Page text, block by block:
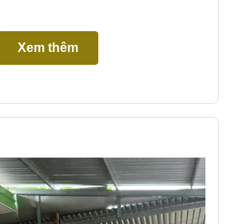
Xem thêm